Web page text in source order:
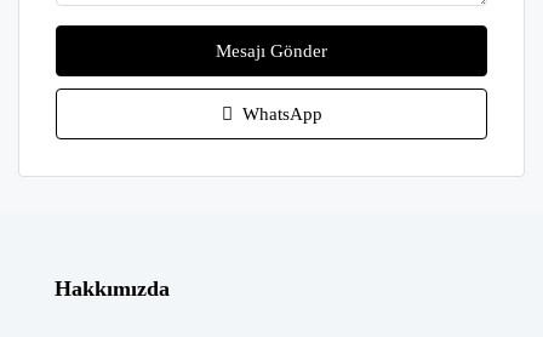
Mesajı Gönder
WhatsApp
Hakkımızda